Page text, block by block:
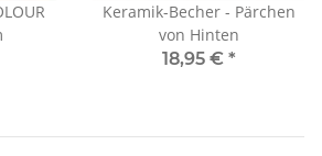
Keramik-Becher - Pärchen
von Hinten
18,95 € *